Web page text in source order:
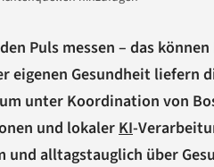
Puls messen – das
eigenen Gesundheit liefern
unter Koordination von
und lokaler KI-
alltagstauglich über